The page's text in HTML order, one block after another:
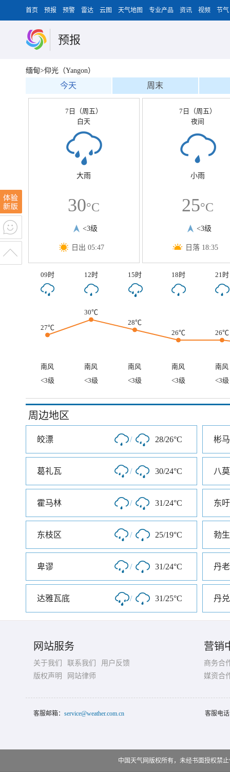
首页 预报 预警 雷达 云图 天气地图 专业产品 资讯 视频 节气
预报
缅甸>仰光（Yangon）
今天 周末
7日（周五）
白天
大雨
30°C
<3级
日出 05:47
7日（周五）
夜间
小雨
25°C
<3级
日落 18:35
09时 12时 15时 18时 21时
27℃
30℃
28℃
26℃
26℃
南风 南风 南风 南风
南风
<3级
<3级 <3级 <3级 <3级
周边地区
皎漂 / 28/26°C 彬
葛礼瓦 / 30/24°C 八莫
霍马林 / 31/24°C 东吁
东枝区 / 25/19°C 勃生
卑谬 / 31/24°C 丹老
达雅瓦底 / 31/25°C 丹兑
网站服务
关于我们 联系我们
用户反馈
版权声明
网站律师
营销
商务合
媒资合
客服邮箱： service@weather.com.cn 客服电
中国天气网版权所有，未经书面授权